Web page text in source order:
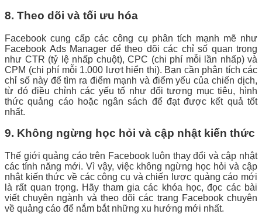
8. Theo dõi và tối ưu hóa
Facebook cung cấp các công cụ phân tích mạnh mẽ như
Facebook Ads Manager để theo dõi các chỉ số quan trọng
như CTR (tỷ lệ nhấp chuột), CPC (chi phí mỗi lần nhấp) và
CPM (chi phí mỗi 1.000 lượt hiển thị). Bạn cần phân tích các
chỉ số này để tìm ra điểm mạnh và điểm yếu của chiến dịch,
từ đó điều chỉnh các yếu tố như đối tượng mục tiêu, hình
thức quảng cáo hoặc ngân sách để đạt được kết quả tốt
nhất.
9. Không ngừng học hỏi và cập nhật kiến thức
Thế giới quảng cáo trên Facebook luôn thay đổi và cập nhật
các tính năng mới. Vì vậy, việc không ngừng học hỏi và cập
nhật kiến thức về các công cụ và chiến lược quảng cáo mới
là rất quan trọng. Hãy tham gia các khóa học, đọc các bài
viết chuyên ngành và theo dõi các trang Facebook chuyên
về quảng cáo để nắm bắt những xu hướng mới nhất.